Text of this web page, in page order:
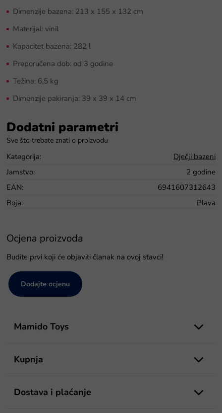
Dimenzije bazena: 213 x 155 x 132 cm
Materijal: vinil
Kapacitet bazena: 282 l
Preporučena dob: od 3 godine
Težina: 6,5 kg
Dimenzije pakiranja: 39 x 39 x 14 cm
Dodatni parametri
Kategorija:
Dječji bazeni
Jamstvo:
2 godine
EAN:
6941607312643
Boja: Plava
Ocjena proizvoda
Budite prvi koji će objaviti članak na ovoj stavci!
Dodajte ocjenu
Mamido Toys
Kupnja
Dostava i plaćanje